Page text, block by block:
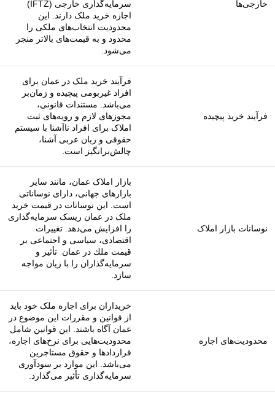
خارجی‌ها
سرمایه‌گذاری خارجی (IFTZ)
اجازه خرید ملک دارند. این
محدودیت انتخاب‌های ملکی را
محدود و به قیمت‌های بالاتر منجر
می‌شود.
فرآیند خرید پیچیده
فرآیند خرید ملک در عمان برای
افراد غیربومی پیچیده و زمان‌بر
می‌باشد. مستندات قانونی،
مجوزهای لازم و رویه‌های ثبت
املاک برای افراد ناآشنا با سیستم
حقوقی و زبان عربی آشنا،
چالش‌برانگیز است.
نوسانات بازار املاک
بازار املاک عمان، مانند سایر
بازارهای جهانی، دارای نوساناتی
است. این نوسانات در قیمت خرید
ملک در عمان ریسک سرمایه‌گذاری
را افزایش می‌دهد. تغییرات
اقتصادی، سیاسی و اجتماعی بر
قیمت ملك در عمان تأثیر و
سرمایه‌گذاران را با زیان مواجه
سازد.
محدودیت‌های اجاره
خریداران برای اجاره ملک خود باید
از قوانین و مقررات این موضوع در
عمان آگاه باشند. این قوانین شامل
محدودیت‌هایی برای نرخ‌های اجاره،
قراردادها و حقوق مستاجرین
می‌باشد. این موارد بر سودآوری
سرمایه‌گذاری تأثیر می‌گذارد.